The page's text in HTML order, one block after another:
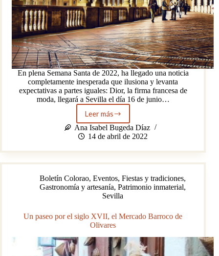
En plena Semana Santa de 2022, ha llegado una noticia
completamente inesperada que ilusiona y levanta
expectativas a partes iguales: Dior, la firma francesa de
moda, llegará a Sevilla el día 16 de junio…
Leer más
La
moda
francesa
Sevilla
Ana Isabel Bugeda Díaz
14 de abril de 2022
Boletín Colorao,Eventos,Fiestas y tradiciones,
Gastronomía y artesanía,Patrimonio inmaterial,
Sevilla
Un paseo por el siglo XVII, el Mercado Barroco de
Olivares